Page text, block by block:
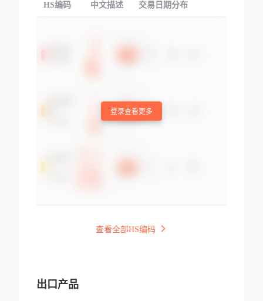
HS编码 中文描述 交易日期分布
登录查看更多
查看全部HS编码
出口产品